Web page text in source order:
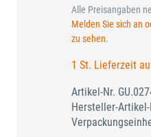
Alle Preisangaben
Melden Sie sich an
zu sehen.
1 St. Lieferzeit
Artikel-Nr.
Hersteller-Artikel-